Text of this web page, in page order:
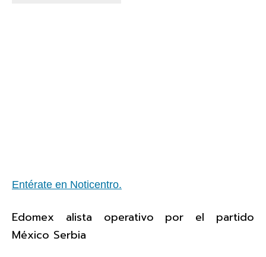
Entérate en Noticentro.
Edomex alista operativo por el partido
México Serbia